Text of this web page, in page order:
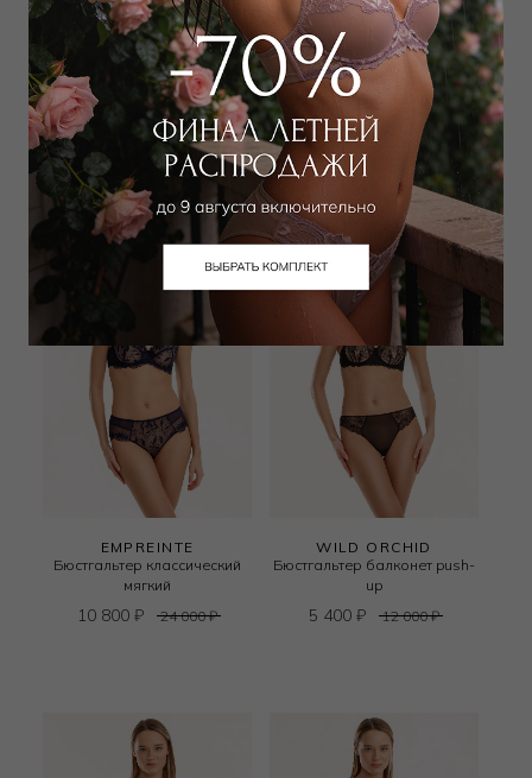
MEY
Бюстгальтер классический
спейсер
5 850 16 000₽
+ 1 цвет
WILD ORCHID
Бюстгальтер классический
мягкий
6 300₽ 10 000
EMPREINTE
Бюстгальтер классический
мягкий
10 800 ₽ 24 000₽
WILD ORCHID
Бюстгальтер балконет push-
up
5 400 ₽ 12 000₽